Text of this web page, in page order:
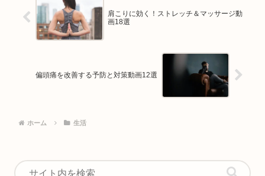
肩こりに効く！ストレッチ＆マッサージ動
画18選
偏頭痛を改善する予防と対策動画12選
ホーム 生活